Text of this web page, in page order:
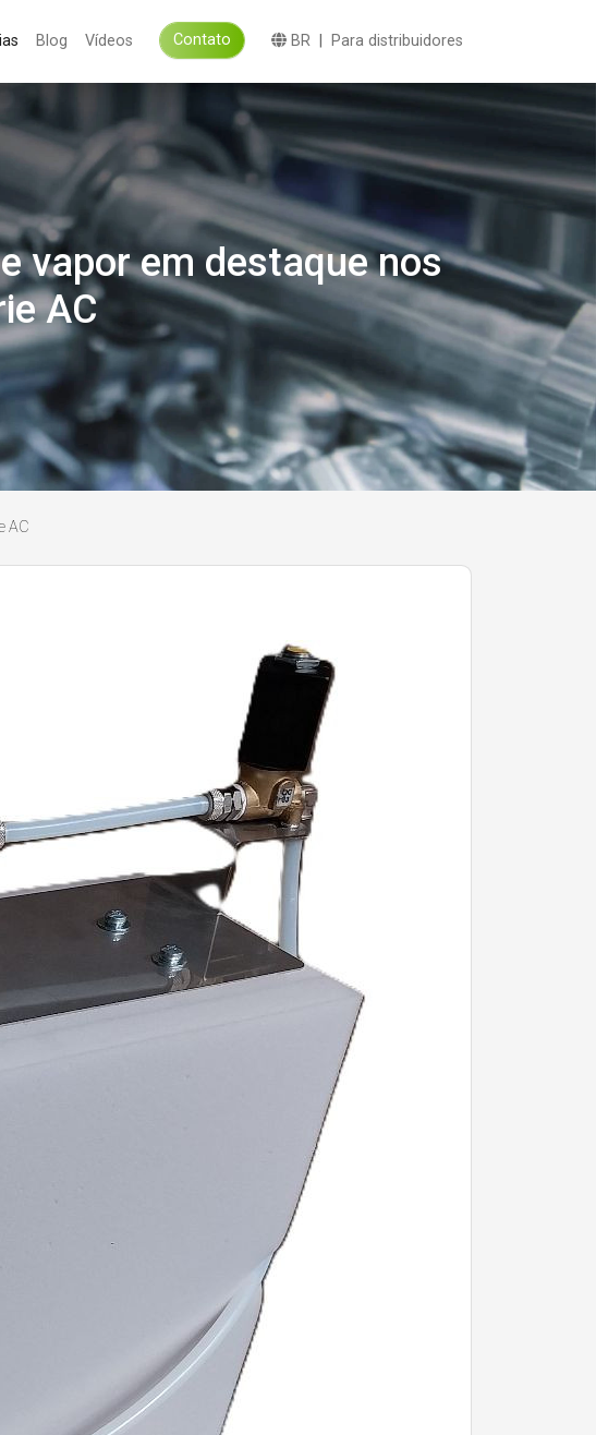
Blog Vídeos Contato BR Para distribuidores
vapor em destaque nos
AC
AC